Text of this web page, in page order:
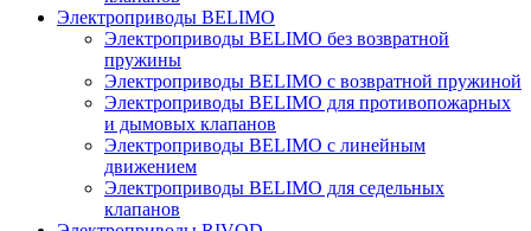
Электроприводы BELIMO
Электроприводы BELIMO без возвратной
пружины
Электроприводы BELIMO с возвратной пружиной
Электроприводы BELIMO для противопожарных
и дымовых клапанов
Электроприводы BELIMO с линейным
движением
Электроприводы BELIMO для седельных
клапанов